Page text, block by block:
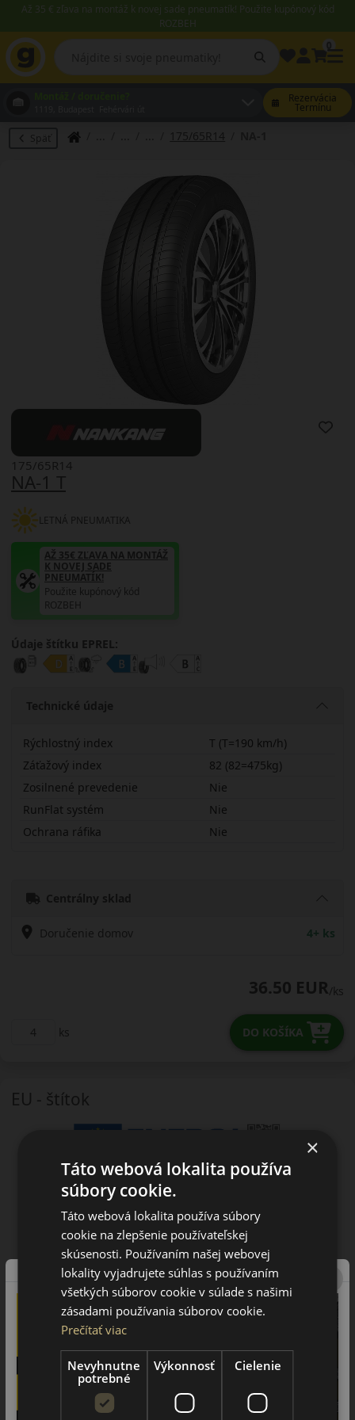
Až 35 € zľava na montáž k novej sade pneumatík! Použite kupónový kód
ROZBEH
Rezervácia
Termínu
Späť 175/65R14
NA-1 T
175/65R14
LETNÁ PNEUMATIKA
AŽ 35€ ZĽAVA NA MONTÁŽ
K NOVEJ SADE
PNEUMATÍK!
Použite kupónový kód
ROZBEH
Údaje štítku EPREL:
Technické údaje
Rýchlostný index
T (T=190 km/h)
Záťažový index
82 (82=475kg)
Zosilnené prevedenie
Nie
RunFlat systém
Nie
Ochrana ráfika
Nie
Centrálny sklad
Doručenie domov 4+ ks
36.50 EUR/ks
ks DO KOŠÍKA
EU - štítok
×
Táto webová lokalita používa
súbory cookie.
Táto webová lokalita používa súbory
cookie na zlepšenie používateľskej
skúsenosti. Používaním našej webovej
lokality vyjadrujete súhlas s používaním
všetkých súborov cookie v súlade s našimi
zásadami používania súborov cookie.
Prečítať viac
Nevyhnutne
potrebné
Výkonnosť Cielenie